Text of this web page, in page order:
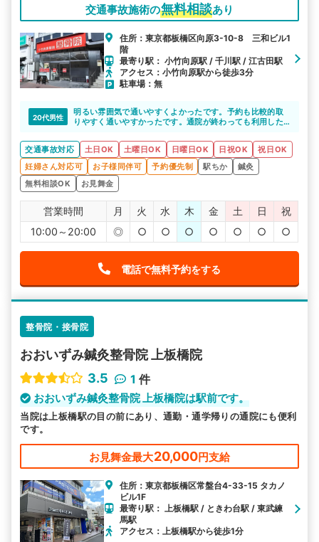
交通事故施術の無料相談あり
住所：東京都板橋区向原3-10-8 三和ビル1
階
最寄り駅： 小竹向原駅 / 千川駅 / 江古田駅
アクセス：小竹向原駅から徒歩3分
駐車場：無
20代男性
明るい雰囲気で通いやすくよかったです。予約も比較的取
りやすく通いやすかったです。通院が終わっても利用した
交通事故対応
土日OK 土曜日OK 日曜日OK 日祝OK
祝日OK
妊婦さん対応可
お子様同伴可 予約優先制 駅ちか
鍼灸
無料相談OK
お見舞金
営業時間 月 火 水 木 金 土 日
祝
10:00～20:00
◎ ○ ○ ○ ○ ○ ○ ○
電話で無料予約をする
整骨院・接骨院
おおいずみ鍼灸整骨院 上板橋院
3.5
1 件
おおいずみ鍼灸整骨院 上板橋院は駅前です。
当院は上板橋駅の目の前にあり、通勤・通学帰りの通院にも便利
です。
お見舞金最大20,000円支給
住所：東京都板橋区常盤台4-33-15 タカノ
ビル1F
最寄り駅： 上板橋駅 / ときわ台駅 / 東武練
馬駅
アクセス：上板橋駅から徒歩1分